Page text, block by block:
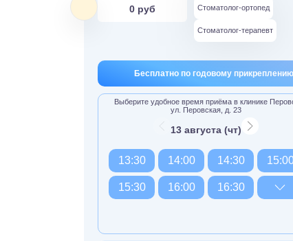
0 руб Стоматолог-ортопед
Стоматолог-терапевт
Бесплатно по годовому прикреплению
Выберите удобное время приёма в клинике
ул. Перовская, д. 23
13 августа (чт)
13:30 14:00 14:30
15:30 16:00 16:30